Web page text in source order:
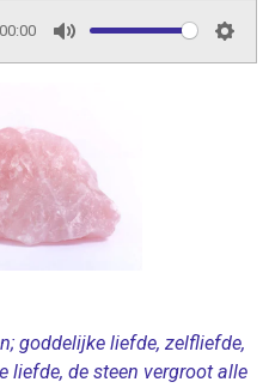
00:00
M
e
S
goddelijke liefde, zelfliefde,
liefde, de steen vergroot alle